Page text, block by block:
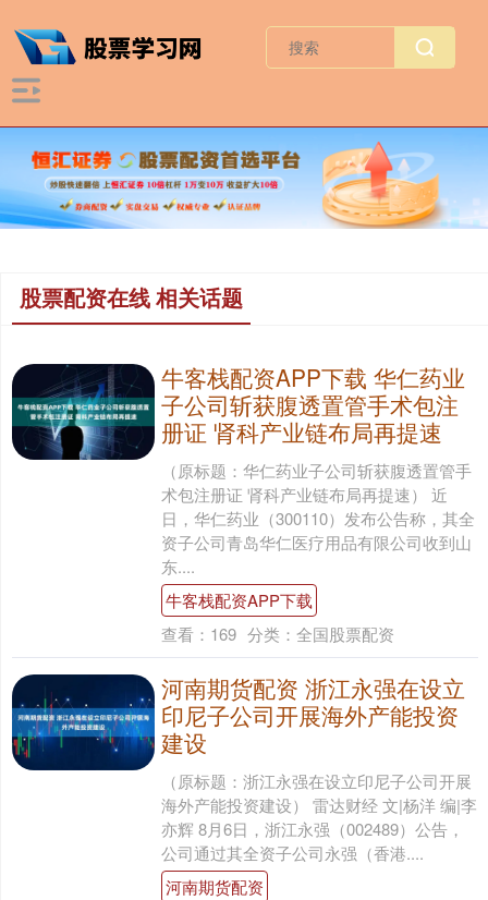
股票配资在线 相关话题
牛客栈配资APP下载 华仁药业
子公司斩获腹透置管手术包注
册证 肾科产业链布局再提速
（原标题：华仁药业子公司斩获腹透置管手
术包注册证 肾科产业链布局再提速） 近
日，华仁药业（300110）发布公告称，其全
资子公司青岛华仁医疗用品有限公司收到山
东....
牛客栈配资APP下载
查看： 169 分类： 全国股票配资
河南期货配资 浙江永强在设立
印尼子公司开展海外产能投资
建设
（原标题：浙江永强在设立印尼子公司开展
海外产能投资建设） 雷达财经 文|杨洋 编|李
亦辉 8月6日，浙江永强（002489）公告，
公司通过其全资子公司永强（香港....
河南期货配资